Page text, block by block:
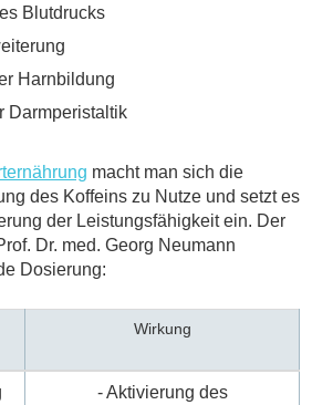
Blutdrucks
Harnbildung
Darmperistaltik
macht man sich die
des Koffeins zu Nutze und setzt es
der Leistungsfähigkeit ein. Der
Dr. med. Georg Neumann
Dosierung:
Wirkung
- Aktivierung des